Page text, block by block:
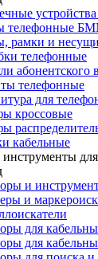
устройства
телефонные
рамки и
телефонные
абонентского
телефонные
для
кроссовые
кабельные
для
и
и
для
для